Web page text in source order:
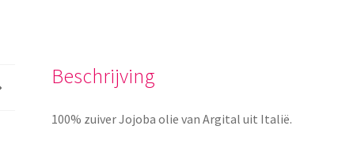
Beschrijving
100% zuiver Jojoba olie van Argital uit Italië.